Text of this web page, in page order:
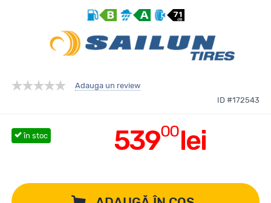
Adauga un review
ID #172543
53900lei
în stoc